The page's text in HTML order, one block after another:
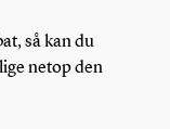
så kan du
netop den